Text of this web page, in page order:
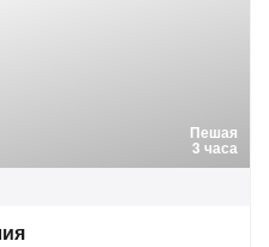
Пешая
3 часа